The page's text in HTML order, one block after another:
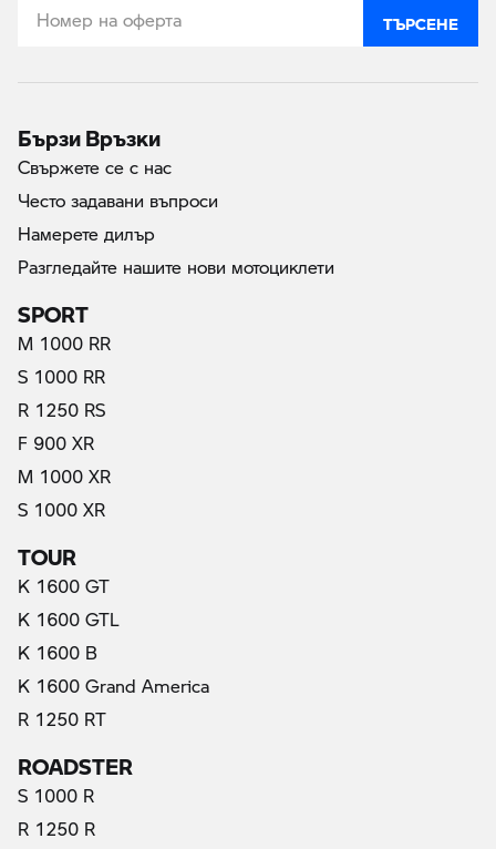
ТЪРСЕНЕ
Бързи Връзки
Свържете се с нас
Често задавани въпроси
Намерете дилър
Разгледайте нашите нови мотоциклети
SPORT
M 1000 RR
S 1000 RR
R 1250 RS
F 900 XR
M 1000 XR
S 1000 XR
TOUR
K 1600 GT
K 1600 GTL
K 1600 B
K 1600 Grand America
R 1250 RT
ROADSTER
S 1000 R
R 1250 R